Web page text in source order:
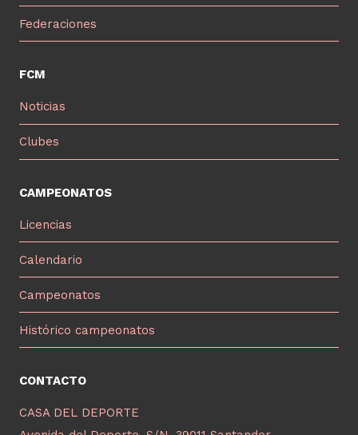
Federaciones
FCM
Noticias
Clubes
CAMPEONATOS
Licencias
Calendario
Campeonatos
Histórico campeonatos
CONTACTO
CASA DEL DEPORTE